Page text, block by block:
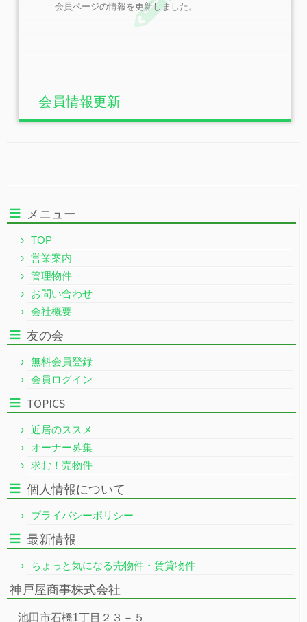
会員ページの情報を更新しました。
会員情報更新
メニュー
TOP
営業案内
管理物件
お問い合わせ
会社概要
友の会
無料会員登録
会員ログイン
TOPICS
近居のススメ
オーナー募集
求む！売物件
個人情報について
プライバシーポリシー
最新情報
ちょっと気になる売物件・賃貸物件
神戸屋商事株式会社
池田市石橋1丁目２３－５